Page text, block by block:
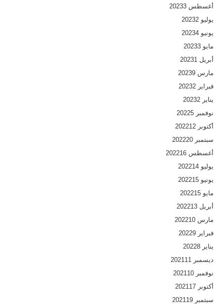
أغسطس 2023 3
يوليو 2023 2
يونيو 2023 4
مايو 2023 3
أبريل 2023 1
مارس 2023 9
فبراير 2023 2
يناير 2023 2
نوفمبر 2022 5
أكتوبر 2022 12
سبتمبر 2022 20
أغسطس 2022 16
يوليو 2022 14
يونيو 2022 15
مايو 2022 15
أبريل 2022 13
مارس 2022 10
فبراير 2022 9
يناير 2022 8
ديسمبر 2021
11
نوفمبر 2021 10
أكتوبر 2021 17
سبتمبر 2021 19